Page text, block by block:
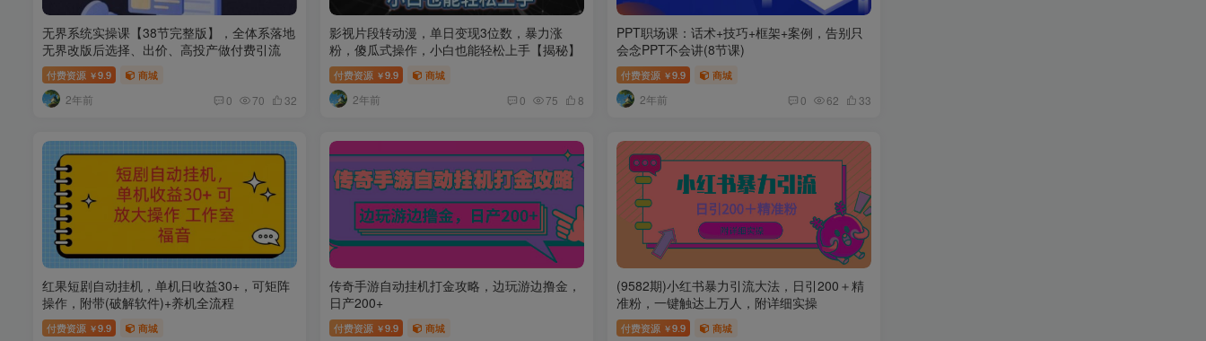
无界系统实操课【38节完整版】，全体系落地
无界改版后选择、出价、高投产做付费引流
付费资源 ￥9.9 商城
2年前 0 70 32
影视片段转动漫，单日变现3位数，暴力涨
粉，傻瓜式操作，小白也能轻松上手【揭秘】
付费资源 ￥9.9 商城
2年前 0 75 8
PPT职场课：话术+技巧+框架+案例，告别只
会念PPT不会讲(8节课)
付费资源 ￥9.9 商城
2年前 0 62 33
红果短剧自动挂机，单机日收益30+，可矩阵
操作，附带(破解软件)+养机全流程
付费资源 ￥9.9 商城
传奇手游自动挂机打金攻略，边玩游边撸金，
日产200+
付费资源 ￥9.9 商城
(9582期)小红书暴力引流大法，日引200＋精
准粉，一键触达上万人，附详细实操
付费资源 ￥9.9 商城